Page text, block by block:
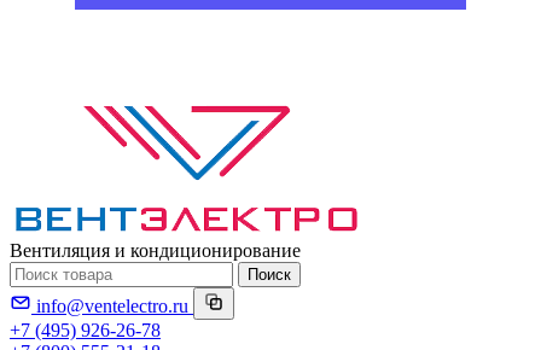
Вентиляция и кондиционирование
Поиск
info@ventelectro.ru
+7 (495) 926-26-78